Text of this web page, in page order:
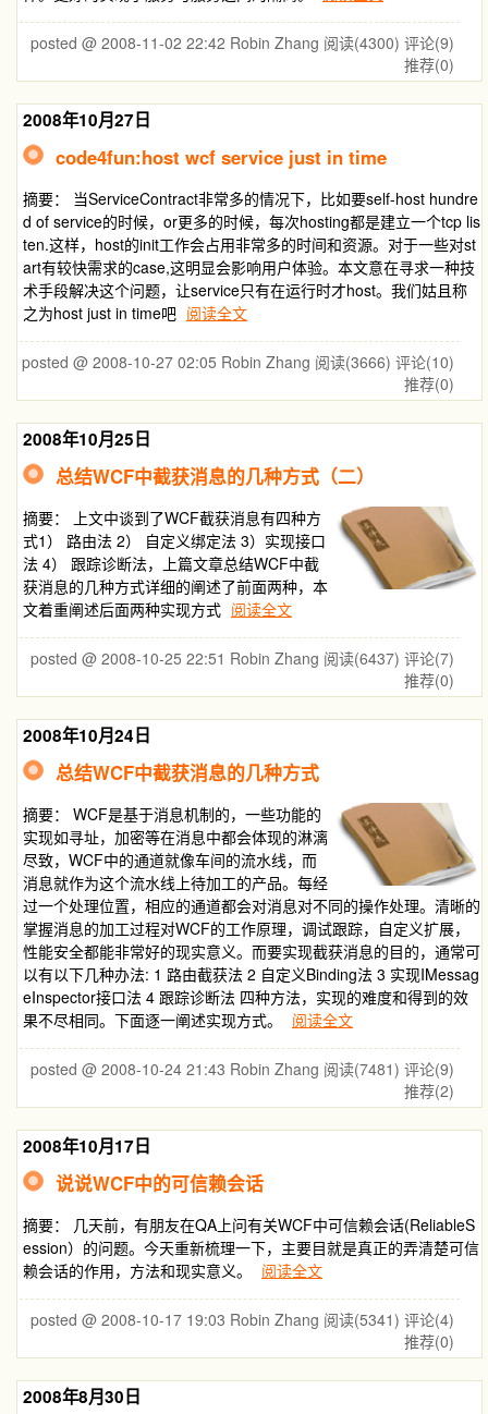
posted @ 2008-11-02 22:42 Robin Zhang 阅读(4300) 评论(9)
推荐(0)
2008年10月27日
code4fun:host wcf service just in time
摘要： 当ServiceContract非常多的情况下，比如要self-host hundre
d of service的时候，or更多的时候，每次hosting都是建立一个tcp lis
ten.这样，host的init工作会占用非常多的时间和资源。对于一些对st
art有较快需求的case,这明显会影响用户体验。本文意在寻求一种技
术手段解决这个问题，让service只有在运行时才host。我们姑且称
之为host just in time吧 阅读全文
posted @ 2008-10-27 02:05 Robin Zhang 阅读(3666) 评论(10)
推荐(0)
2008年10月25日
总结WCF中截获消息的几种方式（二）
摘要：
上文中谈到了WCF截获消息有四种方
式1） 路由法 2） 自定义绑定法 3）实现接口
法 4） 跟踪诊断法，上篇文章总结WCF中截
获消息的几种方式详细的阐述了前面两种，本
文着重阐述后面两种实现方式 阅读全文
posted @ 2008-10-25 22:51 Robin Zhang 阅读(6437) 评论(7)
推荐(0)
2008年10月24日
总结WCF中截获消息的几种方式
摘要： WCF是基于消息机制的，一些功能的
实现如寻址，加密等在消息中都会体现的淋漓
尽致，WCF中的通道就像车间的流水线，而
消息就作为这个流水线上待加工的产品。每经
过一个处理位置，相应的通道都会对消息对不同的操作处理。清晰的
掌握消息的加工过程对WCF的工作原理，调试跟踪，自定义扩展，
性能安全都能非常好的现实意义。而要实现截获消息的目的，通常可
以有以下几种办法: 1 路由截获法 2 自定义Binding法 3 实现IMessag
eInspector接口法 4 跟踪诊断法 四种方法，实现的难度和得到的效
果不尽相同。下面逐一阐述实现方式。
阅读全文
posted @ 2008-10-24 21:43 Robin Zhang 阅读(7481) 评论(9)
推荐(2)
2008年10月17日
说说WCF中的可信赖会话
摘要： 几天前，有朋友在QA上问有关WCF中可信赖会话(ReliableS
ession）的问题。今天重新梳理一下，主要目就是真正的弄清楚可信
赖会话的作用，方法和现实意义。
阅读全文
posted @ 2008-10-17 19:03 Robin Zhang 阅读(5341) 评论(4)
推荐(0)
2008年8月30日